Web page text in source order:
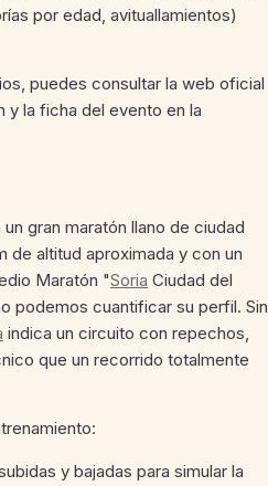
por edad, avituallamientos)
puedes consultar la web oficial
y la ficha del evento en la
gran maratón llano de ciudad
de altitud aproximada y con un
Maratón "Soria Ciudad del
podemos cuantificar su perfil. Sin
indica un circuito con repechos,
que un recorrido totalmente
y bajadas para simular la